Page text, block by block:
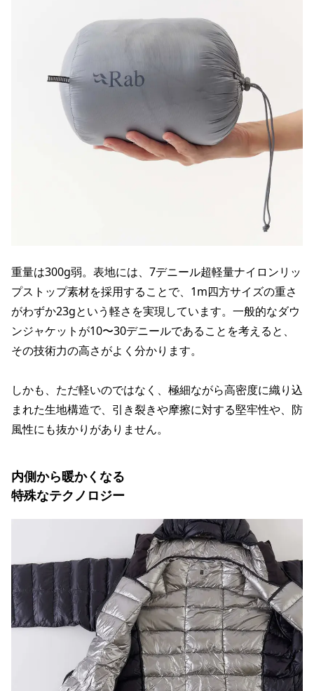
重量は300g弱。表地には、7デニール超軽量ナイロンリッ
プストップ素材を採用することで、1m四方サイズの重さ
がわずか23gという軽さを実現しています。一般的なダウ
ンジャケットが10〜30デニールであることを考えると、
その技術力の高さがよく分かります。
しかも、ただ軽いのではなく、極細ながら高密度に織り込
まれた生地構造で、引き裂きや摩擦に対する堅牢性や、防
風性にも抜かりがありません。
内側から暖かくなる
特殊なテクノロジー